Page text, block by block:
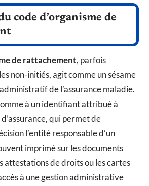
code d’organisme de
de rattachement, parfois
non-initiés, agit comme un sésame
de l’assurance maladie.
à un identifiant attribué à
qui permet de
l’entité responsable d’un
imprimé sur les documents
attestations de droits ou les cartes
à une gestion administrative